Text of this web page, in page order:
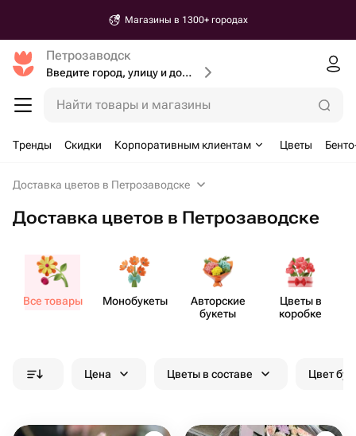
Магазины в 1300+ городах
Петрозаводск
Введите город, улицу и дом доставки
Найти товары и магазины
Тренды Скидки Корпоративным клиентам Цветы
Доставка цветов в Петрозаводске
Доставка цветов в Петрозаводске
Все товары Моно​букеты
Авторские
букеты
Цветы в
коробке
Цена Цветы в составе Цвет